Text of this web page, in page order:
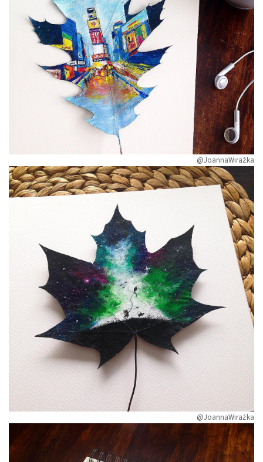
@JoannaWirażka
@JoannaWirażka